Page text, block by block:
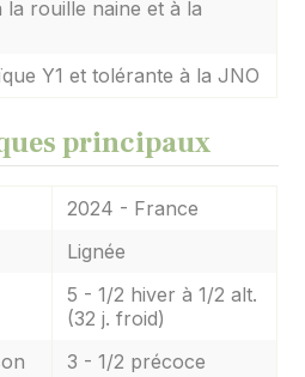
la rouille naine et à la
Y1 et tolérante à la JNO
principaux
2024 - France
Lignée
5 - 1/2 hiver à 1/2 alt.
(32 j. froid)
3 - 1/2 précoce